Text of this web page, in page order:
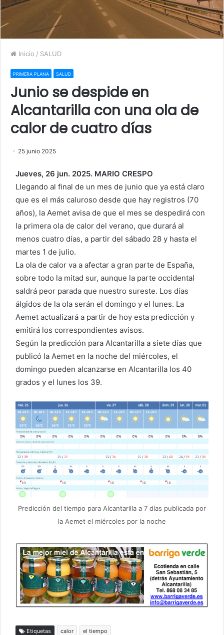
Inicio / SALUD
PRIMERA PLANA SALUD
Junio se despide en
Alcantarilla con una ola de
calor de cuatro días
25 junio 2025
Jueves, 26 jun. 2025. MARIO CRESPO
Llegando al final de un mes de junio que ya está claro
que es el más caluroso desde que hay registros (70
años), la Aemet avisa de que el mes se despedirá con
la primera ola de calor del verano, que durará al
menos cuatro días, a partir del sábado 28 y hasta el
martes 1 de julio.
La ola de calor va a afectar a gran parte de España,
sobre todo la mitad sur, aunque la parte occidental
saldrá peor parada que nuestro sureste. Los días
álgidos de la ola serán el domingo y el lunes. La
Aemet actualizará a partir de hoy esta predicción y
emitirá los correspondientes avisos.
Según la predicción para Alcantarilla a siete días que
publicó la Aemet en la noche del miércoles, el
domingo pueden alcanzarse en Alcantarilla los 40
grados y el lunes los 39.
Predicción del tiempo para Alcantarilla a 7 días publicada por
la Aemet el miércoles por la noche
Etiquetas calor el tiempo